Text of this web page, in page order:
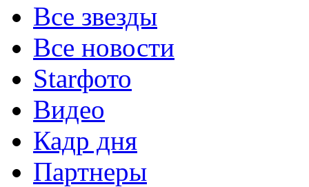
Все звезды
Все новости
Starфото
Видео
Кадр дня
Партнеры